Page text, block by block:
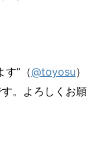
す”（@toyosu）
。よろしくお願